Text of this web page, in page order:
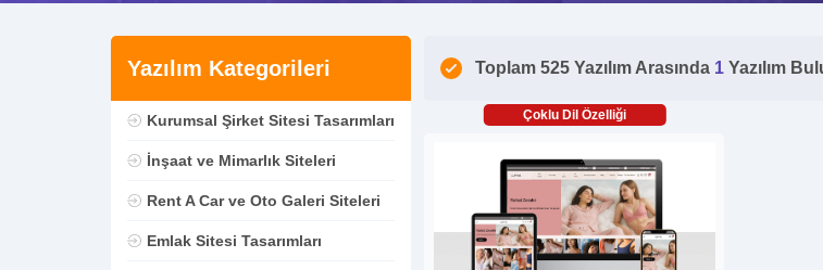
Yazılım Kategorileri
Kurumsal Şirket Sitesi Tasarımları
İnşaat ve Mimarlık Siteleri
Rent A Car ve Oto Galeri Siteleri
Emlak Sitesi Tasarımları
Toplam 525 Yazılım Arasında 1 Yazılım
Çoklu Dil Özelliği